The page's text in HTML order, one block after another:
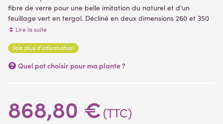
fibre de verre pour une belle imitation du naturel et d'un
feuillage vert en tergal. Décliné en deux dimensions 260 et 350
cm de hauteur. livré sur une plaque de fixation ( plantes
Lire la suite
Voir plus d'information
Quel pot choisir pour ma plante ?
868,80 € (TTC)